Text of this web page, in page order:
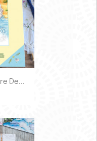
De...